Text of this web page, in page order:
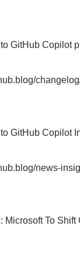
GitHub Copilot
GitHub Copilot
news-
Microsoft To